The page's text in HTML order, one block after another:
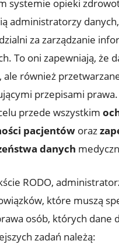
systemie opieki
administratorzy
za zarządzanie
To oni zapewniają, że
ale również
przepisami prawa.
przede wszystkim
pacjentów oraz
danych
RODO,
które muszą
osób, których dane
zadań należą: